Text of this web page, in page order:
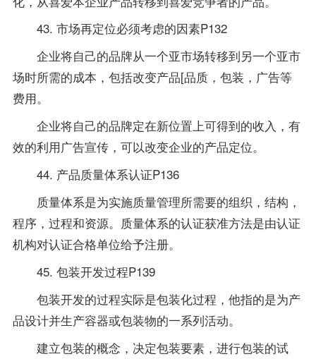
43. 市场再定位必须考虑的因素P132
企业将自己的品牌从一个亚市场转移到另一个亚市
场时所需的成本，包括改变产品[品质，包装，广告等
费用。
企业将自己的品牌定在新位置上可得到的收入，有
效的利用广告宣传，可以改变企业的产品定位。
44. 产品质量体系认证P136
质量体系是为实施质量管理所需要的组织，结构，
程序，过程和资源。质量体系的认证获准方法是由认证
机构对认证合格单位给予注册。
45. 包装开发过程P139
包装开发的过程实际是包装化过程，他指的是为产
品设计并生产容器或包装物的一系列活动。
建立包装的概念，决定包装要素，进行包装的试